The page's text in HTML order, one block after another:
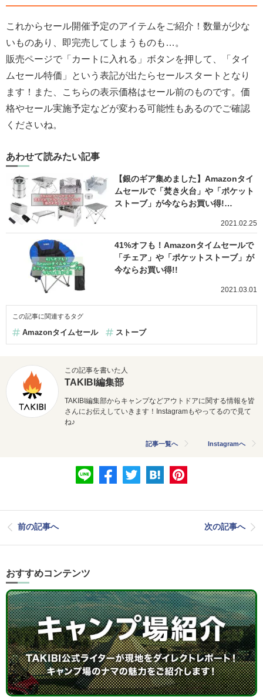
これからセール開催予定のアイテムをご紹介！数量が少な
いものあり、即完売してしまうものも…。
販売ページで「カートに入れる」ボタンを押して、「タイ
ムセール特価」という表記が出たらセールスタートとなり
ます！また、こちらの表示価格はセール前のものです。価
格やセール実施予定などが変わる可能性もあるのでご確認
くださいね。
あわせて読みたい記事
【銀のギア集めました】Amazonタイ
ムセールで「焚き火台」や「ポケット
ストーブ」が今ならお買い得!…
2021.02.25
41%オフも！Amazonタイムセールで
「チェア」や「ポケットストーブ」が
今ならお買い得!!
2021.03.01
この記事に関連するタグ
Amazonタイムセール ストーブ
この記事を書いた人
TAKIBI編集部
TAKIBI編集部からキャンプなどアウトドアに関する情報を皆
さんにお伝えしていきます！Instagramもやってるので見て
ね♪
記事一覧へ Instagramへ
前の記事へ 次の記事へ
おすすめコンテンツ